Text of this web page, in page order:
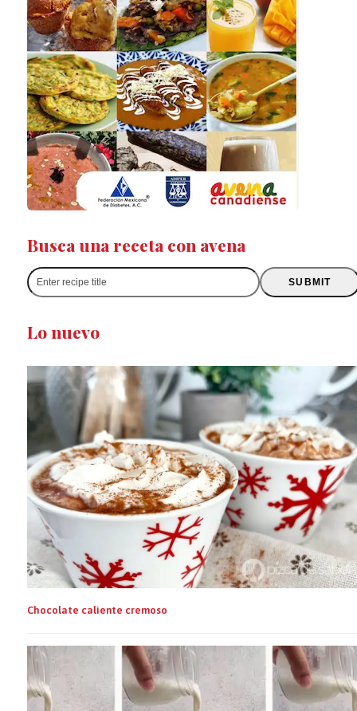
Busca una receta con avena
Enter
recipe
SUBMIT
Lo nuevo
Chocolate caliente cremoso